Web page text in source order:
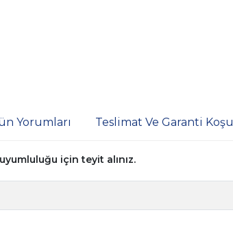
Yorumları Teslimat Ve Garanti
için teyit alınız.